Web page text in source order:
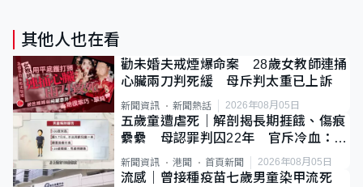
其他人也在看
勸未婚夫戒煙爆命案 28歲女教師連捅
心臟兩刀判死緩 母斥判太重已上訴
新聞資訊 新聞熱話 2026年08月05日
五歲童遭虐死｜解剖揭長期捱餓、傷痕
纍纍 母認罪判囚22年 官斥冷血：同
類案最惡劣
新聞資訊 港聞 首頁新聞 2026年08月05日
流感｜曾接種疫苗七歲男童染甲流死